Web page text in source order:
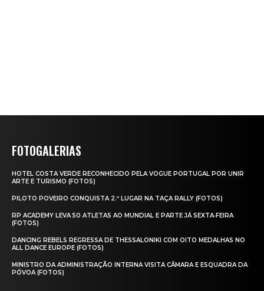
FOTOGALERIAS
HOTEL COSTA VERDE RECONHECIDO PELA VOGUE PORTUGAL POR UNIR
ARTE E TURISMO (FOTOS)
PILOTO POVEIRO CONQUISTA 2.º LUGAR NA TAÇA RALLY (FOTOS)
RP ACADEMY LEVA 50 ATLETAS AO MUNDIAL E PARTE JÁ SEXTA‑FEIRA
(FOTOS)
DANCING REBELS REGRESSA DE THESSALONIKI COM OITO MEDALHAS NO
ALL DANCE EUROPE (FOTOS)
MINISTRO DA ADMINISTRAÇÃO INTERNA VISITA CÂMARA E ESQUADRA DA
PÓVOA (FOTOS)